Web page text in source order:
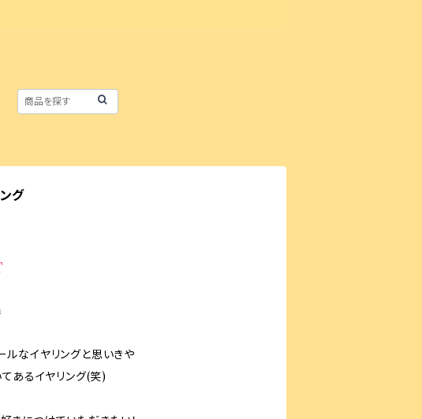
グ
ルなイヤリングと思いきや
てあるイヤリング(笑)